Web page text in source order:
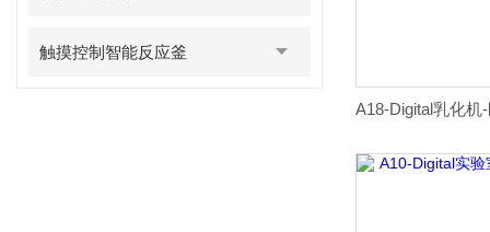
触摸控制智能反应釜